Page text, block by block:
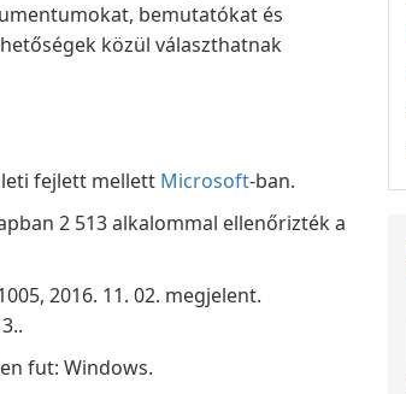
bemutatókat és
közül választhatnak
fejlett mellett Microsoft-ban.
2 513 alkalommal ellenőrizték a
2016. 11. 02. megjelent.
fut: Windows.